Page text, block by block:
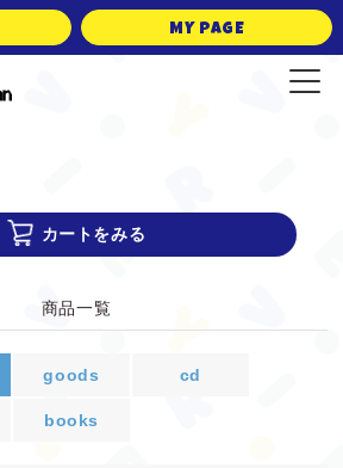
MY PAGE
商品一覧
カートをみる
goods cd
books